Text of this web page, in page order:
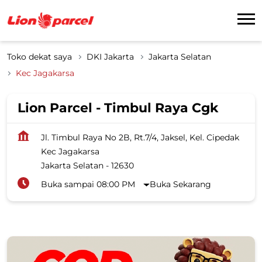
Toko dekat saya DKI Jakarta
Jakarta Selatan
Kec Jagakarsa
Lion Parcel - Timbul Raya Cgk
Jl. Timbul Raya No 2B, Rt.7/4, Jaksel, Kel. Cipedak
Kec Jagakarsa
Jakarta Selatan - 12630
Buka sampai 08:00 PM
Buka Sekarang